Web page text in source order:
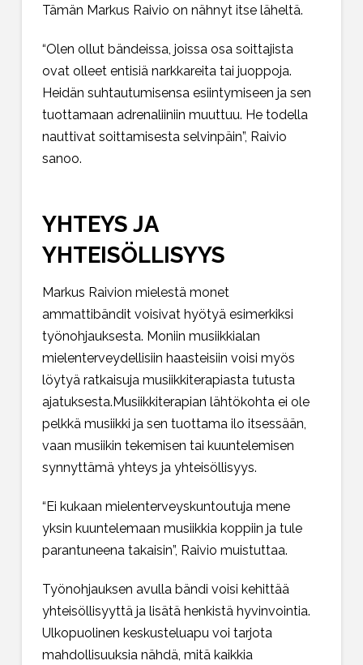
Tämän Markus Raivio on nähnyt itse läheltä.
“Olen ollut bändeissa, joissa osa soittajista
ovat olleet entisiä narkkareita tai juoppoja.
Heidän suhtautumisensa esiintymiseen ja sen
tuottamaan adrenaliiniin muuttuu. He todella
nauttivat soittamisesta selvinpäin”, Raivio
sanoo.
YHTEYS JA
YHTEISÖLLISYYS
Markus Raivion mielestä monet
ammattibändit voisivat hyötyä esimerkiksi
työnohjauksesta. Moniin musiikkialan
mielenterveydellisiin haasteisiin voisi myös
löytyä ratkaisuja musiikkiterapiasta tutusta
ajatuksesta.Musiikkiterapian lähtökohta ei ole
pelkkä musiikki ja sen tuottama ilo itsessään,
vaan musiikin tekemisen tai kuuntelemisen
synnyttämä yhteys ja yhteisöllisyys.
“Ei kukaan mielenterveyskuntoutuja mene
yksin kuuntelemaan musiikkia koppiin ja tule
parantuneena takaisin”, Raivio muistuttaa.
Työnohjauksen avulla bändi voisi kehittää
yhteisöllisyyttä ja lisätä henkistä hyvinvointia.
Ulkopuolinen keskusteluapu voi tarjota
mahdollisuuksia nähdä, mitä kaikkia